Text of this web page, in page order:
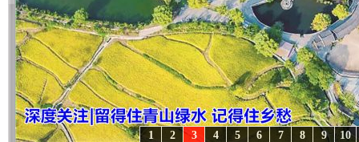
10
9
8
7
6
5
4
3
2
1